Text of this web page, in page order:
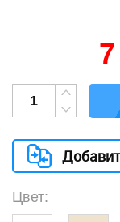
Цвет: